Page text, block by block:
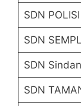
SDN
SDN
SDN
SDN